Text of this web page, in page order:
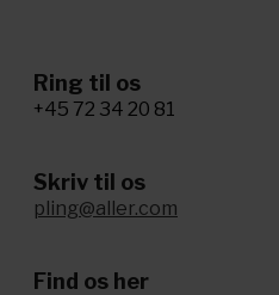
Ring til os
+45 72 34 20 81
Skriv til os
pling@aller.com
Find os her